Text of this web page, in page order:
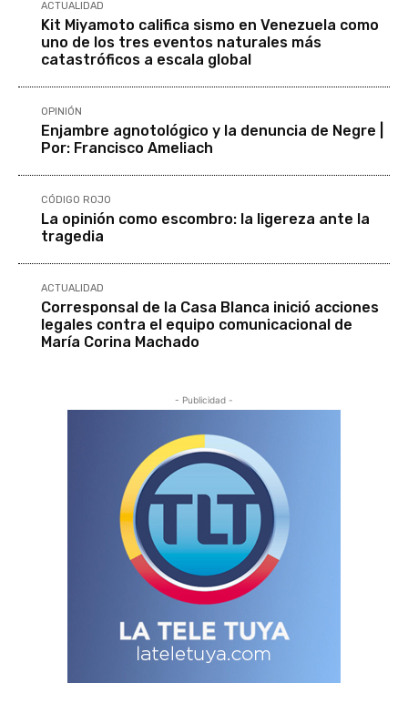
ACTUALIDAD
Kit Miyamoto califica sismo en Venezuela como
uno de los tres eventos naturales más
catastróficos a escala global
OPINIÓN
Enjambre agnotológico y la denuncia de Negre |
Por: Francisco Ameliach
CÓDIGO ROJO
La opinión como escombro: la ligereza ante la
tragedia
ACTUALIDAD
Corresponsal de la Casa Blanca inició acciones
legales contra el equipo comunicacional de
María Corina Machado
- Publicidad -